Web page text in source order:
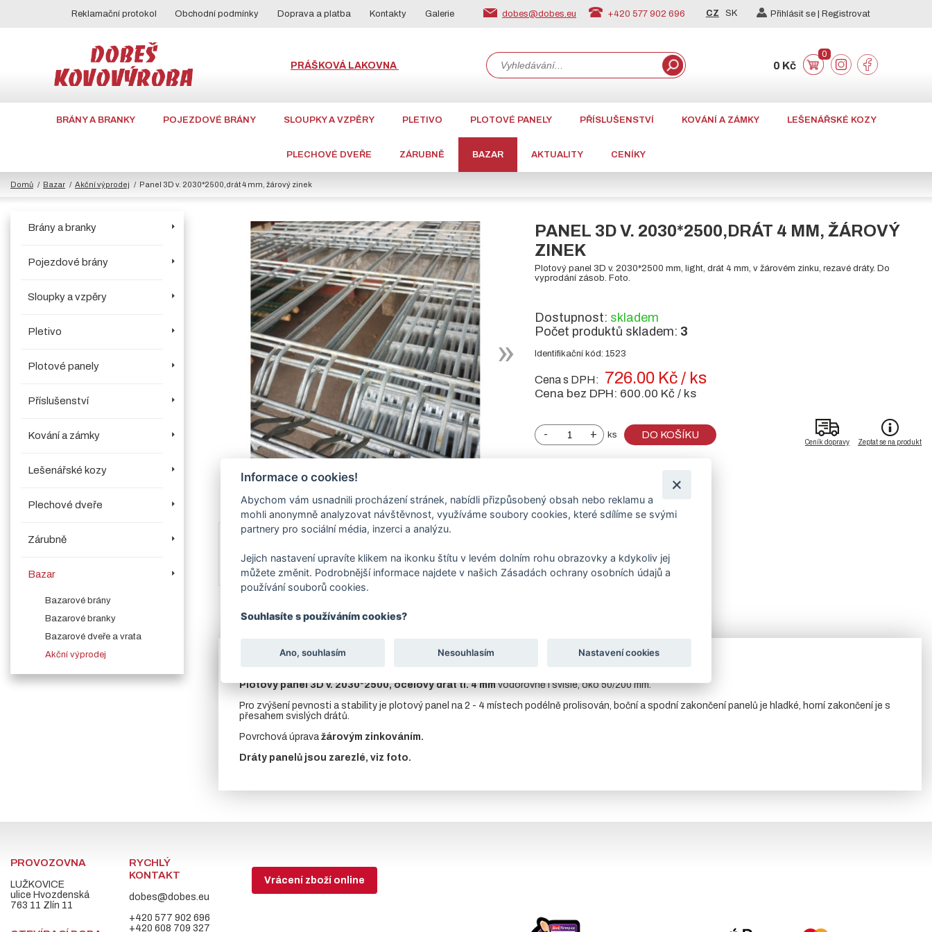
Reklamační protokol Obchodní podmínky Doprava a platba Kontakty Galerie dobes@dobes.eu +420 577 902 696 CZ SK Přihlásit se | Registrovat
PRÁŠKOVÁ LAKOVNA 0 Kč
0
BRÁNY A BRANKY POJEZDOVÉ BRÁNY SLOUPKY A VZPĚRY PLETIVO PLOTOVÉ PANELY PŘÍSLUŠENSTVÍ KOVÁNÍ A ZÁMKY LEŠENÁŘSKÉ KOZY
PLECHOVÉ DVEŘE ZÁRUBNĚ BAZAR AKTUALITY CENÍKY
Domů Bazar Akční výprodej Panel 3D v. 2030*2500,drát 4 mm, žárový zinek
Brány a branky
Pojezdové brány
Sloupky a vzpěry
Pletivo
Plotové panely
Příslušenství
Kování a zámky
Lešenářské kozy
Plechové dveře
Zárubně
Bazar
Bazarové brány
Bazarové branky
Bazarové dveře a vrata
Akční výprodej
PANEL 3D V. 2030*2500,DRÁT 4 MM, ŽÁROVÝ
ZINEK
Plotový panel 3D v. 2030*2500 mm, light, drát 4 mm, v žárovém zinku, rezavé dráty. Do
vyprodání zásob. Foto.
Dostupnost: skladem
Počet produktů skladem: 3
Identifikační kód: 1523
Cena s DPH: 726.00 Kč / ks
Cena bez DPH: 600.00 Kč / ks
- + ks DO KOŠÍKU
Ceník dopravy Zeptat se na produkt
Plotový panel 3D v. 2030*2500, ocelový drát tl. 4 mmvodorovně i svisle, oko 50/200 mm.
Pro zvýšení pevnosti a stability je plotový panel na 2 - 4 místech podélně prolisován, boční a spodní zakončení panelů je hladké, horní zakončení je s
přesahem svislých drátů.
Povrchová úprava žárovým zinkováním.
Dráty panelů jsou zarezlé, viz foto.
PROVOZOVNA
LUŽKOVICE
ulice Hvozdenská
763 11 Zlín 11
RYCHLÝ
KONTAKT
dobes@dobes.eu
+420 577 902 696
+420 608 709 327
Vrácení zboží online
Informace o cookies!
Abychom vám usnadnili procházení stránek, nabídli přizpůsobený obsah nebo reklamu a
mohli anonymně analyzovat návštěvnost, využíváme soubory cookies, které sdílíme se svými
partnery pro sociální média, inzerci a analýzu.
Jejich nastavení upravíte klikem na ikonku štítu v levém dolním rohu obrazovky a kdykoliv jej
můžete změnit. Podrobnější informace najdete v našich Zásadách ochrany osobních údajů a
používání souborů cookies.
Souhlasíte s používáním cookies?
Ano, souhlasím Nesouhlasím Nastavení cookies